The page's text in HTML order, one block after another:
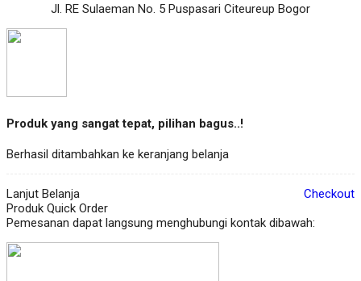
Jl. RE Sulaeman No. 5 Puspasari Citeureup Bogor
Produk yang sangat tepat, pilihan bagus..!
Berhasil ditambahkan ke keranjang belanja
Lanjut Belanja
Checkout
Produk Quick Order
Pemesanan dapat langsung menghubungi kontak dibawah: